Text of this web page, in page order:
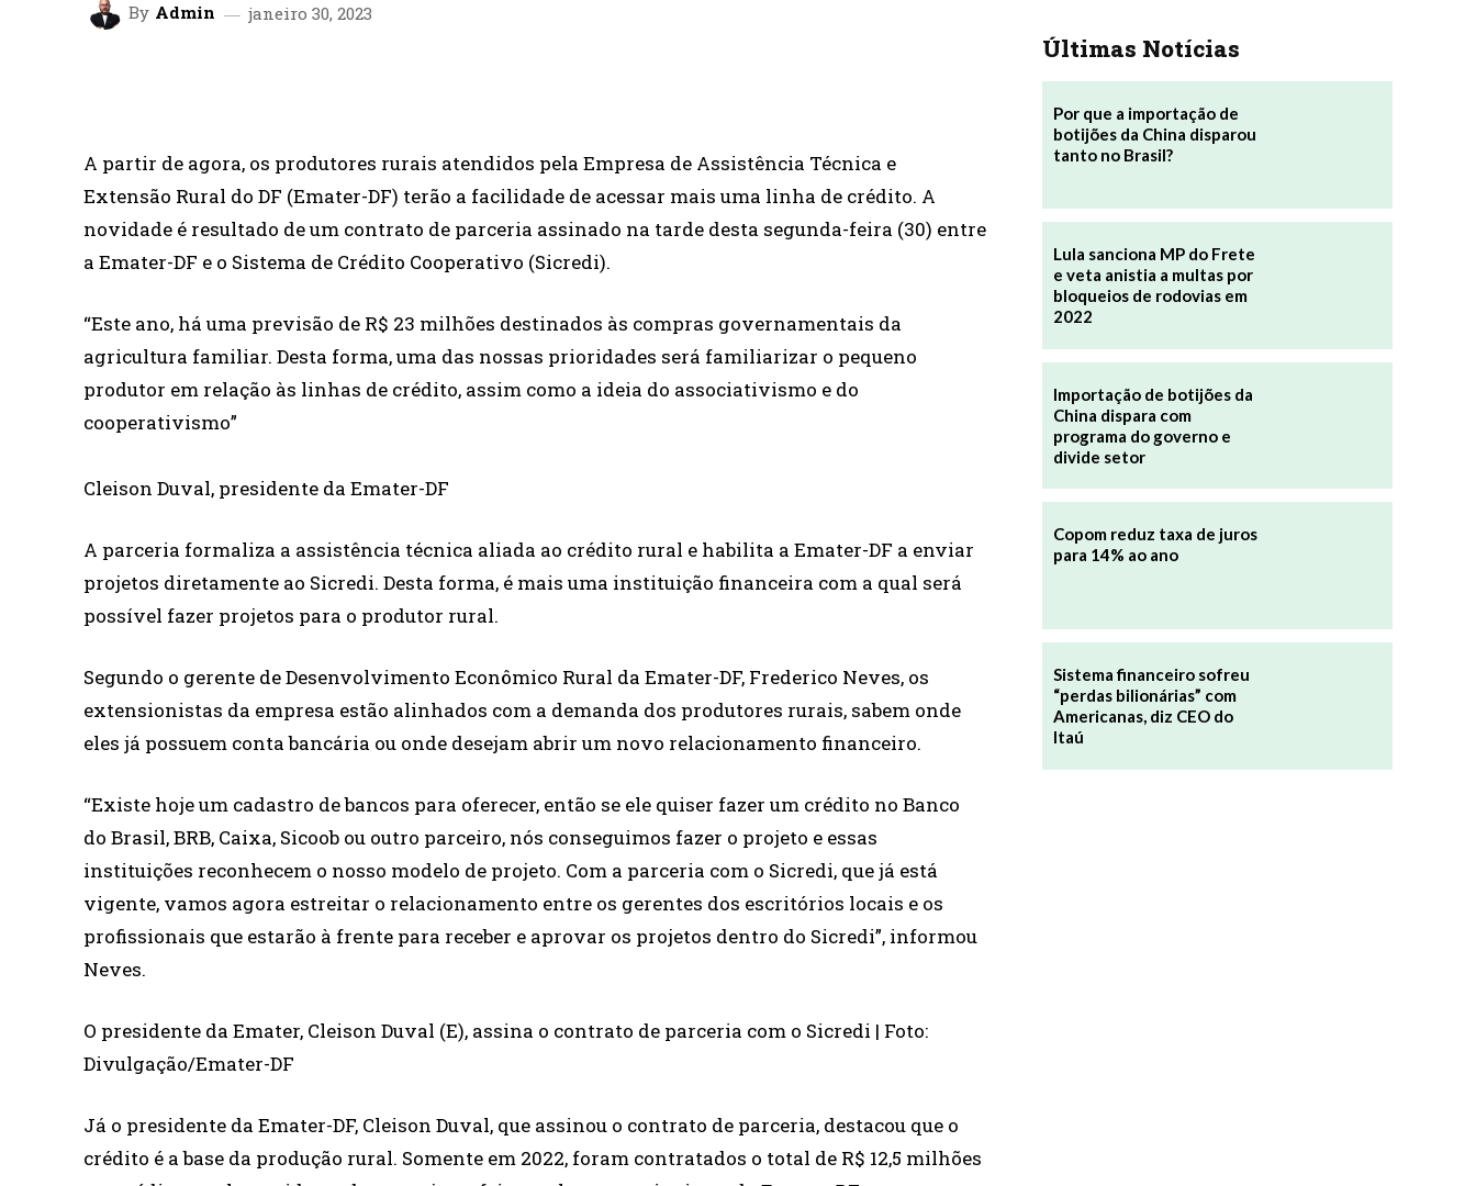
By Admin janeiro 30, 2023
A partir de agora, os produtores rurais atendidos pela Empresa de Assistência Técnica e
Extensão Rural do DF (Emater-DF) terão a facilidade de acessar mais uma linha de crédito. A
novidade é resultado de um contrato de parceria assinado na tarde desta segunda-feira (30) entre
a Emater-DF e o Sistema de Crédito Cooperativo (Sicredi).
“Este ano, há uma previsão de R$ 23 milhões destinados às compras governamentais da
agricultura familiar. Desta forma, uma das nossas prioridades será familiarizar o pequeno
produtor em relação às linhas de crédito, assim como a ideia do associativismo e do
cooperativismo”
Cleison Duval, presidente da Emater-DF
A parceria formaliza a assistência técnica aliada ao crédito rural e habilita a Emater-DF a enviar
projetos diretamente ao Sicredi. Desta forma, é mais uma instituição financeira com a qual será
possível fazer projetos para o produtor rural.
Segundo o gerente de Desenvolvimento Econômico Rural da Emater-DF, Frederico Neves, os
extensionistas da empresa estão alinhados com a demanda dos produtores rurais, sabem onde
eles já possuem conta bancária ou onde desejam abrir um novo relacionamento financeiro.
“Existe hoje um cadastro de bancos para oferecer, então se ele quiser fazer um crédito no Banco
do Brasil, BRB, Caixa, Sicoob ou outro parceiro, nós conseguimos fazer o projeto e essas
instituições reconhecem o nosso modelo de projeto. Com a parceria com o Sicredi, que já está
vigente, vamos agora estreitar o relacionamento entre os gerentes dos escritórios locais e os
profissionais que estarão à frente para receber e aprovar os projetos dentro do Sicredi”, informou
Neves.
O presidente da Emater, Cleison Duval (E), assina o contrato de parceria com o Sicredi | Foto:
Divulgação/Emater-DF
Já o presidente da Emater-DF, Cleison Duval, que assinou o contrato de parceria, destacou que o
crédito é a base da produção rural. Somente em 2022, foram contratados o total de R$ 12,5 milhões
Últimas Notícias
Por que a importação de
botijões da China disparou
tanto no Brasil?
Lula sanciona MP do Frete
e veta anistia a multas por
bloqueios de rodovias em
2022
Importação de botijões da
China dispara com
programa do governo e
divide setor
Copom reduz taxa de juros
para 14% ao ano
Sistema financeiro sofreu
“perdas bilionárias” com
Americanas, diz CEO do
Itaú